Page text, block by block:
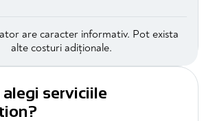
are caracter informativ. Pot exista
alte costuri adiționale.
alegi serviciile